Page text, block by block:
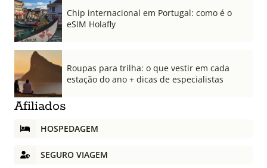
Chip internacional em Portugal: como é o
eSIM Holafly
Roupas para trilha: o que vestir em cada
estação do ano + dicas de especialistas
Afiliados
HOSPEDAGEM
SEGURO VIAGEM